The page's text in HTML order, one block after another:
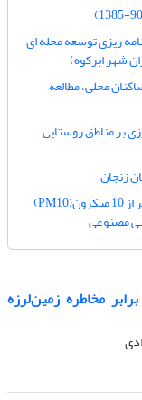
ریزی توسعه محله ای
شهر ابرکوه)
محلی، مطالعه
بر مناطق روستایی
زنجان
سنجش و پیش‌بینی آلاینده جوی ذرات معلق کمتر از 10 میکرون(PM10)
مصنوعی
مخاطره زمین‌لرزه